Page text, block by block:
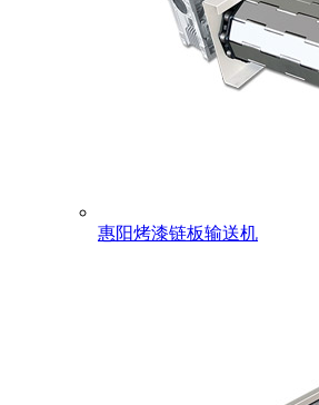
惠阳烤漆链板输送机